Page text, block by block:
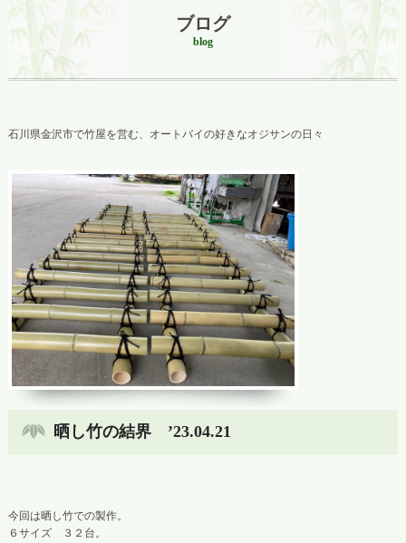
ブログ
blog
石川県金沢市で竹屋を営む、オートバイの好きなオジサンの日々
晒し竹の結界 ’23.04.21
今回は晒し竹での製作。
６サイズ ３２台。